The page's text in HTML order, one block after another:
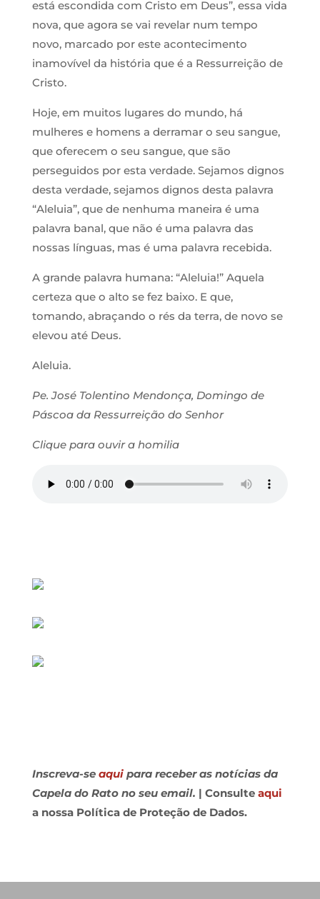
está escondida com Cristo em Deus”, essa vida
nova, que agora se vai revelar num tempo
novo, marcado por este acontecimento
inamovível da história que é a Ressurreição de
Cristo.
Hoje, em muitos lugares do mundo, há
mulheres e homens a derramar o seu sangue,
que oferecem o seu sangue, que são
perseguidos por esta verdade. Sejamos dignos
desta verdade, sejamos dignos desta palavra
“Aleluia”, que de nenhuma maneira é uma
palavra banal, que não é uma palavra das
nossas línguas, mas é uma palavra recebida.
A grande palavra humana: “Aleluia!” Aquela
certeza que o alto se fez baixo. E que,
tomando, abraçando o rés da terra, de novo se
elevou até Deus.
Aleluia.
Pe. José Tolentino Mendonça, Domingo de
Páscoa da Ressurreição do Senhor
Clique para ouvir a homilia
Inscreva-se aquipara receber as notícias da
Capela do Rato no seu email. | Consulte aqui
a nossa Política de Proteção de Dados.